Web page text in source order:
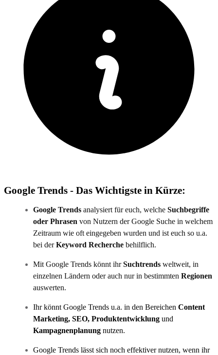
Google Trends - Das Wichtigste in Kürze:
Google Trends analysiert für euch, welche Suchbegriffe
oder Phrasen von Nutzern der Google Suche in welchem
Zeitraum wie oft eingegeben wurden und ist euch so u.a.
bei derKeyword Recherche behilflich.
Mit Google Trends könnt ihrSuchtrends weltweit, in
einzelnen Ländern oder auch nur in bestimmten Regionen
auswerten.
Ihr könnt Google Trends u.a. in den Bereichen Content
Marketing, SEO, Produktentwicklung und
Kampagnenplanung nutzen.
Google Trends lässt sich noch effektiver nutzen, wenn ihr